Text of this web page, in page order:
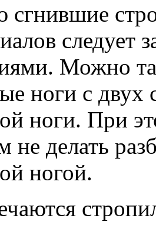
сгнившие
следует
Можно
ноги с двух
ноги. При
делать
ногой.